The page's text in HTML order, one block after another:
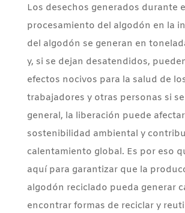
Los desechos generados durante
procesamiento del algodón en la
del algodón se generan en
y, si se dejan desatendidos,
efectos nocivos para la salud de
trabajadores y otras personas si
general, la liberación puede
sostenibilidad ambiental y
calentamiento global. Es por eso
aquí para garantizar que la
algodón reciclado pueda generar
encontrar formas de reciclar y